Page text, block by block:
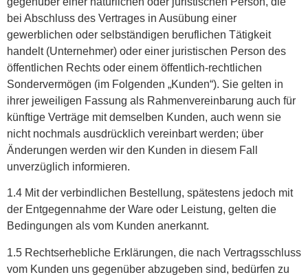
bei Abschluss des Vertrages in Ausübung einer
gewerblichen oder selbständigen beruflichen Tätigkeit
handelt (Unternehmer) oder einer juristischen Person des
öffentlichen Rechts oder einem öffentlich-rechtlichen
Sondervermögen (im Folgenden „Kunden“). Sie gelten in
ihrer jeweiligen Fassung als Rahmenvereinbarung auch für
künftige Verträge mit demselben Kunden, auch wenn sie
nicht nochmals ausdrücklich vereinbart werden; über
Änderungen werden wir den Kunden in diesem Fall
unverzüglich informieren.
1.4 Mit der verbindlichen Bestellung, spätestens jedoch mit
der Entgegennahme der Ware oder Leistung, gelten die
Bedingungen als vom Kunden anerkannt.
1.5 Rechtserhebliche Erklärungen, die nach Vertragsschluss
vom Kunden uns gegenüber abzugeben sind, bedürfen zu